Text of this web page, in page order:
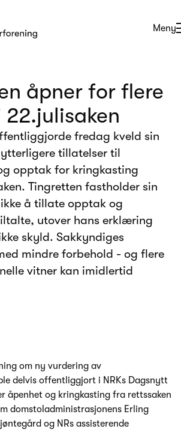
Åpne
Meny
åpner for flere
fredag kveld sin
tillatelser til
opptak for kringkasting
Tingretten fastholder sin
å tillate opptak og
utover hans erklæring
skyld. Sakkyndiges
mindre forbehold - og flere
vitner kan imidlertid
om ny vurdering av
delvis offentliggjort i NRKs Dagsnytt
åpenhet og kringkasting fra rettssaken
domstoladministrasjonens Erling
og NRs assisterende